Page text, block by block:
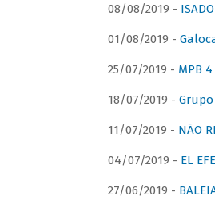
08/08/2019 -
01/08/2019 -
25/07/2019 - MPB
18/07/2019 -
11/07/2019 - NÃO
04/07/2019 - EL
27/06/2019 -